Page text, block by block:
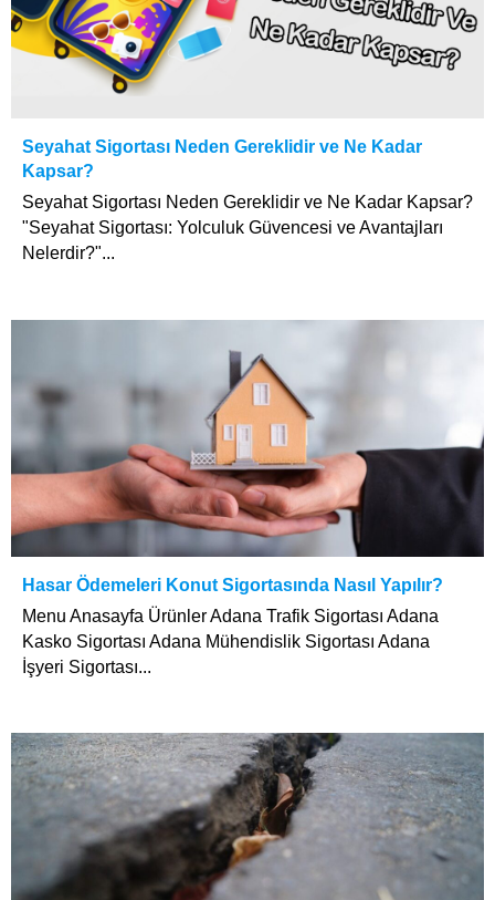
Seyahat Sigortası Neden Gereklidir ve Ne Kadar
Kapsar?
Seyahat Sigortası Neden Gereklidir ve Ne Kadar Kapsar?
"Seyahat Sigortası: Yolculuk Güvencesi ve Avantajları
Nelerdir?"...
Hasar Ödemeleri Konut Sigortasında Nasıl Yapılır?
Menu Anasayfa Ürünler Adana Trafik Sigortası Adana
Kasko Sigortası Adana Mühendislik Sigortası Adana
İşyeri Sigortası...